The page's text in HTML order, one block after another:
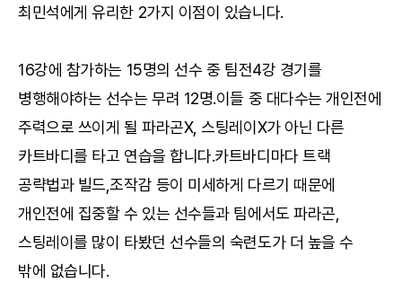
최민석에게 유리한 2가지 이점이 있습니다.
16강에 참가하는 15명의 선수 중 팀전4강 경기를
병행해야하는 선수는 무려 12명.이들 중 대다수는 개인전에
주력으로 쓰이게 될 파라곤X, 스팅레이X가 아닌 다른
카트바디를 타고 연습을 합니다.카트바디마다 트랙
공략법과 빌드,조작감 등이 미세하게 다르기 때문에
개인전에 집중할 수 있는 선수들과 팀에서도 파라곤,
스팅레이를 많이 타봤던 선수들의 숙련도가 더 높을 수
밖에 없습니다.